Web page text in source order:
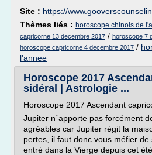
Site : https://
Thèmes liés : horoscope chinois de
capricorne 13 decembre 2017 / horoscope 7
horoscope capricorne 4 decembre 2017 /
l'annee
Horoscope 2017
sidéral | Astrologie ...
Horoscope 2017 Ascendant
Jupiter n´apporte pas forcément
agréables car Jupiter régit la
pertes, il faut donc vous méfier
entré dans la Vierge depuis cet